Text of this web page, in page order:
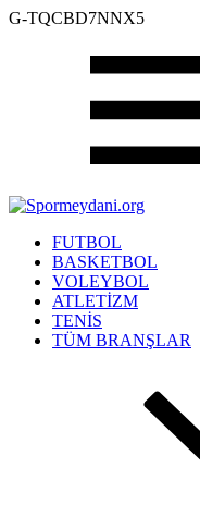
G-TQCBD7NNX5
FUTBOL
BASKETBOL
VOLEYBOL
ATLETİZM
TENİS
TÜM BRANŞLAR